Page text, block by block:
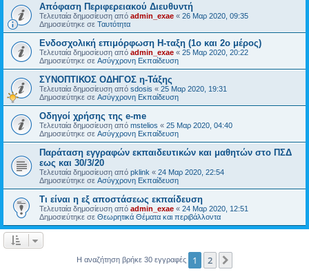
Απόφαση Περιφερειακού Διευθυντή
Τελευταία δημοσίευση από admin_exae « 26 Μαρ 2020, 09:35
Δημοσιεύτηκε σε Ταυτότητα
Ενδοσχολική επιμόρφωση Η-ταξη (1ο και 2ο μέρος)
Τελευταία δημοσίευση από admin_exae « 25 Μαρ 2020, 20:22
Δημοσιεύτηκε σε Ασύγχρονη Εκπαίδευση
ΣΥΝΟΠΤΙΚΟΣ ΟΔΗΓΟΣ η-Τάξης
Τελευταία δημοσίευση από sdosis « 25 Μαρ 2020, 19:31
Δημοσιεύτηκε σε Ασύγχρονη Εκπαίδευση
Οδηγοί χρήσης της e-me
Τελευταία δημοσίευση από mstelios « 25 Μαρ 2020, 04:40
Δημοσιεύτηκε σε Ασύγχρονη Εκπαίδευση
Παράταση εγγραφών εκπαιδευτικών και μαθητών στο ΠΣΔ
εως και 30/3/20
Τελευταία δημοσίευση από pklink « 24 Μαρ 2020, 22:54
Δημοσιεύτηκε σε Ασύγχρονη Εκπαίδευση
Τι είναι η εξ αποστάσεως εκπαίδευση
Τελευταία δημοσίευση από admin_exae « 24 Μαρ 2020, 12:51
Δημοσιεύτηκε σε Θεωρητικά Θέματα και περιβάλλοντα
Η αναζήτηση βρήκε 30 εγγραφές 1 2